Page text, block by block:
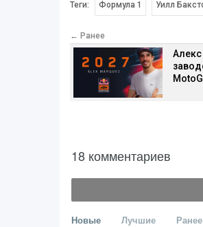
Теги: Формула 1 Уилл
← Ранее
18 комментариев
Новые Лучшие Ранее